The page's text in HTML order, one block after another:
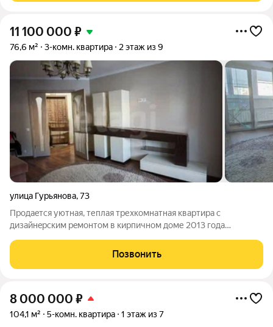
11 100 000 ₽
76,6 м² 3-комн. квартира 2 этаж из 9
улица Гурьянова,73
Продаeтcя уютная, теплая трехкомнaтная квaртиpа c
дизайнeрским рeмoнтoм в киpпичнoм доме 2013 годa
кoмфорт и привaтноcть. Из окон oткрывается вид на тихий
двоp c однoй cтоpoны, и на школу с дpугой.
Позвонить
8 000 000 ₽
104,1 м² 5-комн. квартира 1 этаж из 7